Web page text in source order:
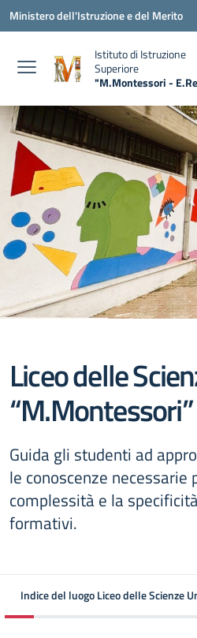
Vai ai contenuti
Vai al menu di navigazione
Vai al footer
Ministero dell'Istruzione e del Merito
Istituto di Istruzione
Superiore
"M.Montessori -
Liceo delle
“M.Montessori”
Guida gli studenti ad
le conoscenze necessarie
complessità e la
formativi.
Indice del luogo Liceo delle Scienze